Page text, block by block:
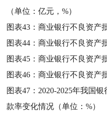
（单位：亿元，%）
图表43：商业银行不良资产
图表44：商业银行不良资产
图表45：商业银行不良资产
图表46：商业银行不良资产
图表47： 2020-2025年我国
款率变化情况（单位：%）